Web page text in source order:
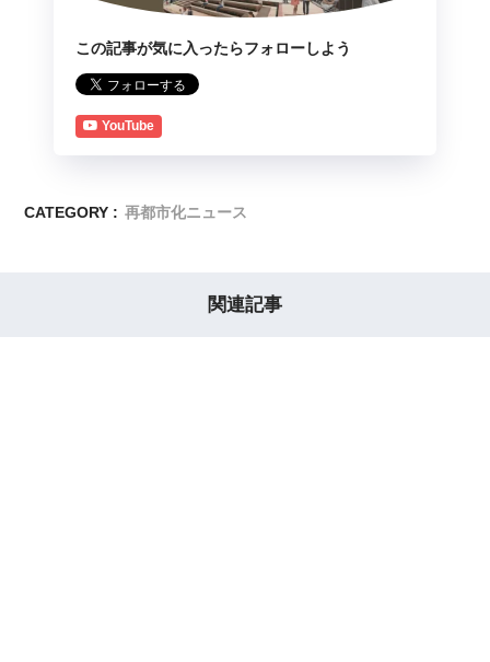
この記事が気に入ったらフォローしよう
YouTube
CATEGORY : 再都市化ニュース
関連記事